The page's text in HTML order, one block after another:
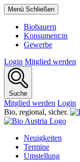
Menü Schließen
Biobauern
Konsument:in
Gewerbe
Login Mitglied werden
Suche
Mitglied werden Login
Bio, regional, sicher.
Neuigkeiten
Termine
Umstellung